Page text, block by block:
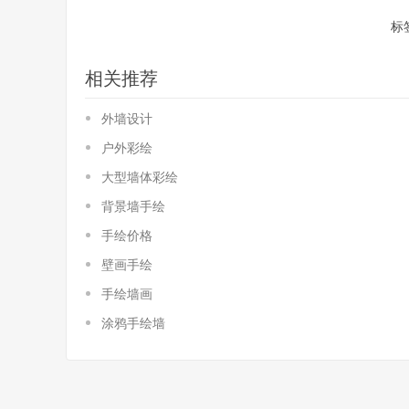
标
相关推荐
外墙设计
户外彩绘
大型墙体彩绘
背景墙手绘
手绘价格
壁画手绘
手绘墙画
涂鸦手绘墙